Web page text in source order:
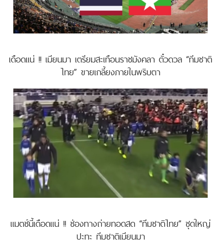
เดือดแน่ !! เมียนมา เตรียมสะเทือนราชมังคลา ตั๋วดวล “ทีมชาติ
ไทย” ขายเกลี้ยงภายในพริบตา
แมตช์นี้เดือดแน่ !! ช่องทางถ่ายทอดสด “ทีมชาติไทย” ชุดใหญ่
ปะทะ ทีมชาติเมียนมา